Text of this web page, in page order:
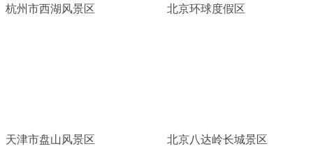
杭州市西湖风景区 北京环球度假区
天津市盘山风景区 北京八达岭长城景区